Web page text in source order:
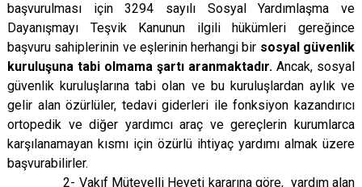
başvurulması için 3294 sayılı Sosyal Yardımlaşma ve
Dayanışmayı Teşvik Kanunun ilgili hükümleri gereğince
başvuru sahiplerinin ve eşlerinin herhangi bir sosyal güvenlik
kuruluşuna tabi olmama şartı aranmaktadır. Ancak, sosyal
güvenlik kuruluşlarına tabi olan ve bu kuruluşlardan aylık ve
gelir alan özürlüler, tedavi giderleri ile fonksiyon kazandırıcı
ortopedik ve diğer yardımcı araç ve gereçlerin kurumlarca
karşılanamayan kısmı için özürlü ihtiyaç yardımı almak üzere
başvurabilirler.
2- Vakıf Mütevelli Heyeti kararına göre, yardım alan